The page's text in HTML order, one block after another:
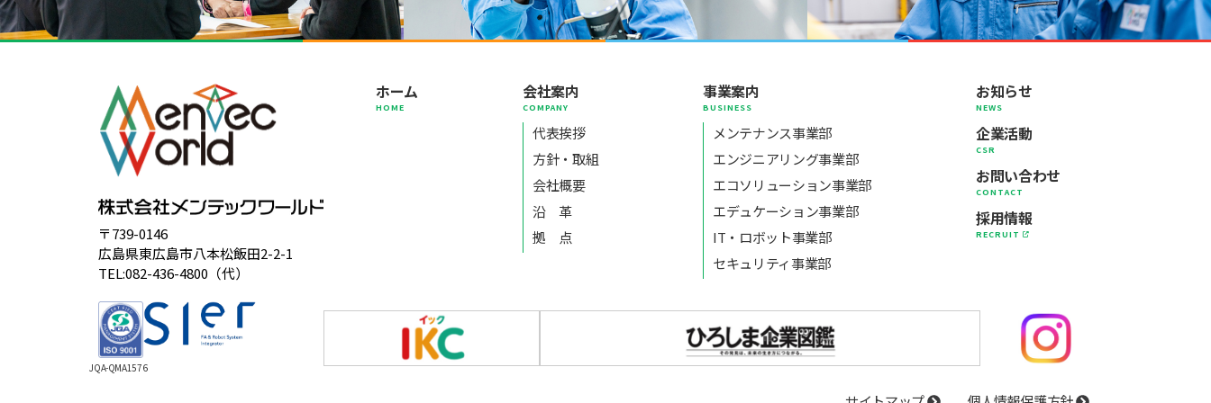
〒739-0146
広島県東広島市八本松飯田2-2-1
TEL:082-436-4800（代）
JQA-QMA1576
ホーム
HOME
会社案内
COMPANY
代表挨拶
方針・取組
会社概要
沿 革
拠 点
事業案内
BUSINESS
メンテナンス事業部
エンジニアリング事業部
エコソリューション事業部
エデュケーション事業部
IT・ロボット事業部
セキュリティ事業部
お知らせ
NEWS
企業活動
CSR
お問い合わせ
CONTACT
採用情報
RECRUIT